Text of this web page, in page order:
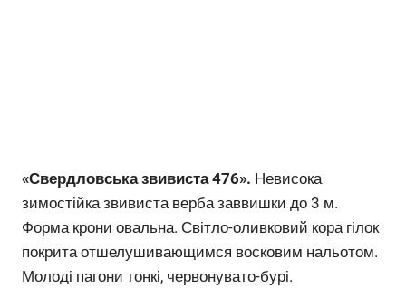
«Свердловська звивиста 476». Невисока
зимостійка звивиста верба заввишки до 3 м.
Форма крони овальна. Світло-оливковий кора гілок
покрита отшелушивающимся восковим нальотом.
Молоді пагони тонкі, червонувато-бурі.